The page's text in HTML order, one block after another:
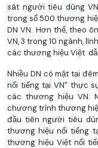
sát người tiêu dùng
trong số 500 thương
DN VN. Hơn thế, theo
VN, 3 trong 10 ngành,
các thương hiệu Việt
Nhiều DN có mặt tại
nổi tiếng tại VN" thực
các thương hiệu VN.
chương trình thương
đầu tiên người tiêu
thương hiệu nổi tiếng
thương hiệu Việt nổi